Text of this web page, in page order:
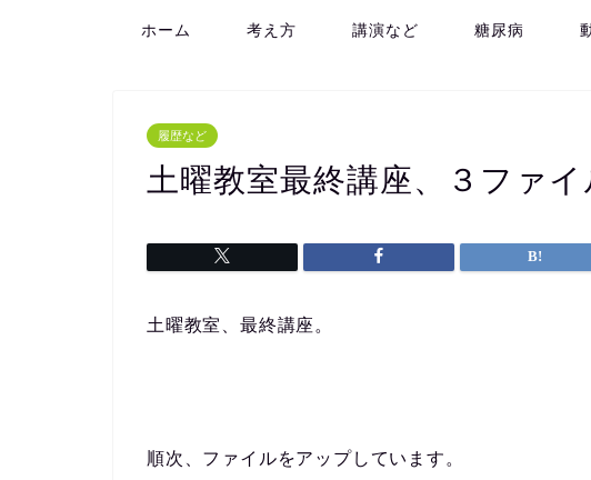
ホーム 考え方 講演など 糖尿病
履歴など
土曜教室最終講座、３ファイ
土曜教室、最終講座。
順次、ファイルをアップしています。